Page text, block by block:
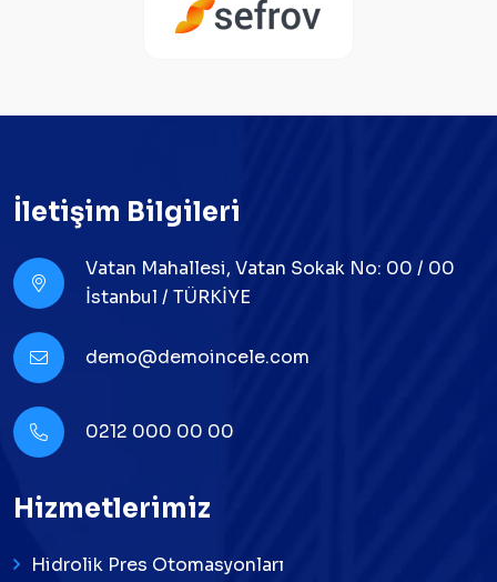
İletişim Bilgileri
Vatan Mahallesi, Vatan Sokak No: 00 / 00
İstanbul / TÜRKİYE
demo@demoincele.com
0212 000 00 00
Hizmetlerimiz
Hidrolik Pres Otomasyonları